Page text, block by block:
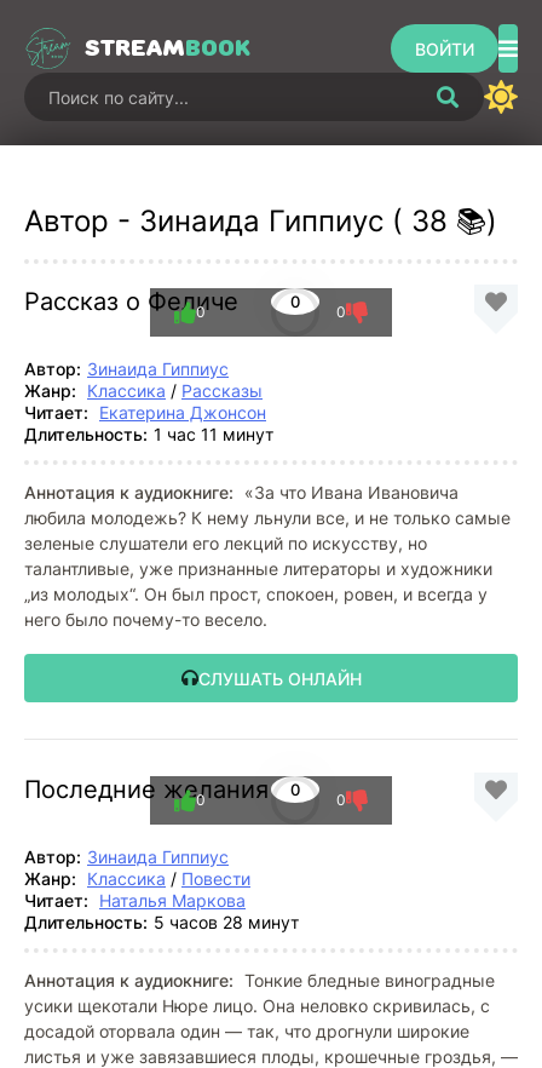
STREAMBOOK ВОЙТИ
Автор - Зинаида Гиппиус ( 38 📚)
Рассказ о Феличе 0
0 0
Автор: Зинаида Гиппиус
Жанр:
Классика / Рассказы
Читает:
Екатерина Джонсон
Длительность: 1 час 11 минут
Аннотация к аудиокниге:
«За что Ивана Ивановича
любила молодежь? К нему льнули все, и не только самые
зеленые слушатели его лекций по искусству, но
талантливые, уже признанные литераторы и художники
„из молодых“. Он был прост, спокоен, ровен, и всегда у
него было почему-то весело.
СЛУШАТЬ ОНЛАЙН
Последние желания 0
0 0
Автор: Зинаида Гиппиус
Жанр:
Классика / Повести
Читает:
Наталья Маркова
Длительность: 5 часов 28 минут
Аннотация к аудиокниге: Тонкие бледные виноградные
усики щекотали Нюре лицо. Она неловко скривилась, с
досадой оторвала один — так, что дрогнули широкие
листья и уже завязавшиеся плоды, крошечные гроздья, —